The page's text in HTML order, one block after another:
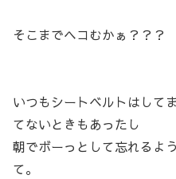
そこまでヘコむかぁ？？
いつもシートベルトはして
てないときもあったし
朝でボーっとして忘れるよ
て。